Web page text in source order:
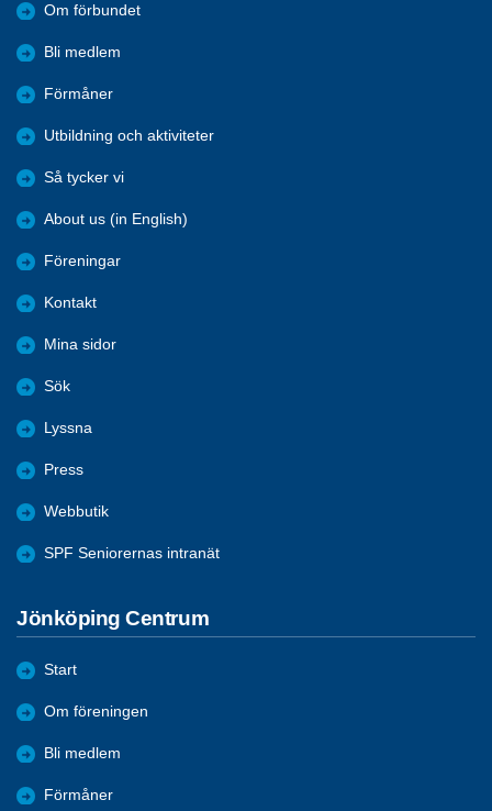
Om förbundet
Bli medlem
Förmåner
Utbildning och aktiviteter
Så tycker vi
About us (in English)
Föreningar
Kontakt
Mina sidor
Sök
Lyssna
Press
Webbutik
SPF Seniorernas intranät
Jönköping Centrum
Start
Om föreningen
Bli medlem
Förmåner